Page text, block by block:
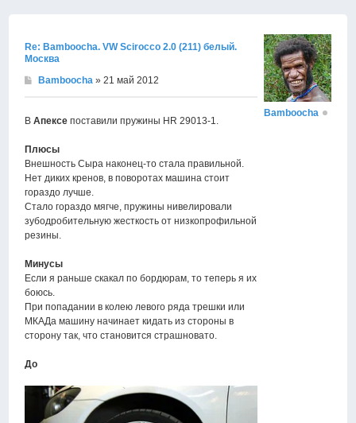
Re: Bamboocha. VW Scirocco 2.0 (211) белый.
Москва
Bamboocha » 21 май 2012
ВАпексе поставили пружины HR 29013-1.
Плюсы
Внешность Сыра наконец-то стала правильной.
Нет диких кренов, в поворотах машина стоит
гораздо лучше.
Стало гораздо мягче, пружины нивелировали
зубодробительную жесткость от низкопрофильной
резины.
Минусы
Если я раньше скакал по бордюрам, то теперь я их
боюсь.
При попадании в колею левого ряда трешки или
МКАДа машину начинает кидать из стороны в
сторону так, что становится страшновато.
До
Bamboocha